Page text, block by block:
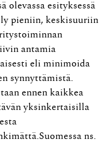
olevassa esityksessä
pieniin, keskisuuriin
antamia
eli minimoida
synnyttämistä.
ennen kaikkea
yksinkertaisilla
ns.